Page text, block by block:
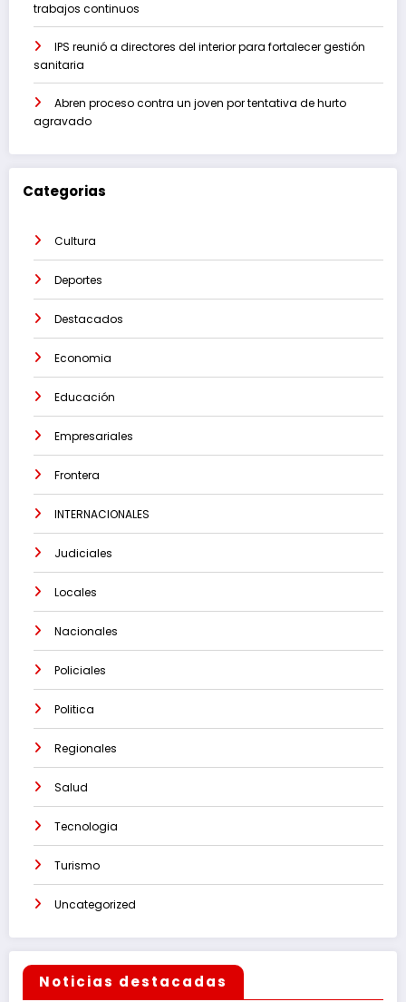
trabajos continuos
IPS reunió a directores del interior para fortalecer gestión
sanitaria
Abren proceso contra un joven por tentativa de hurto
agravado
Categorias
Cultura
Deportes
Destacados
Economia
Educación
Empresariales
Frontera
INTERNACIONALES
Judiciales
Locales
Nacionales
Policiales
Politica
Regionales
Salud
Tecnologia
Turismo
Uncategorized
Noticias destacadas